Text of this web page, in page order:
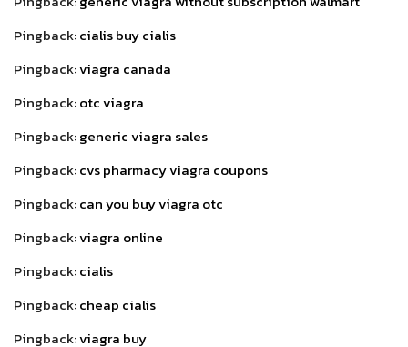
Pingback:cialis buy cialis
Pingback:viagra canada
Pingback:otc viagra
Pingback:generic viagra sales
Pingback:cvs pharmacy viagra coupons
Pingback:can you buy viagra otc
Pingback:viagra online
Pingback:cialis
Pingback:cheap cialis
Pingback:viagra buy